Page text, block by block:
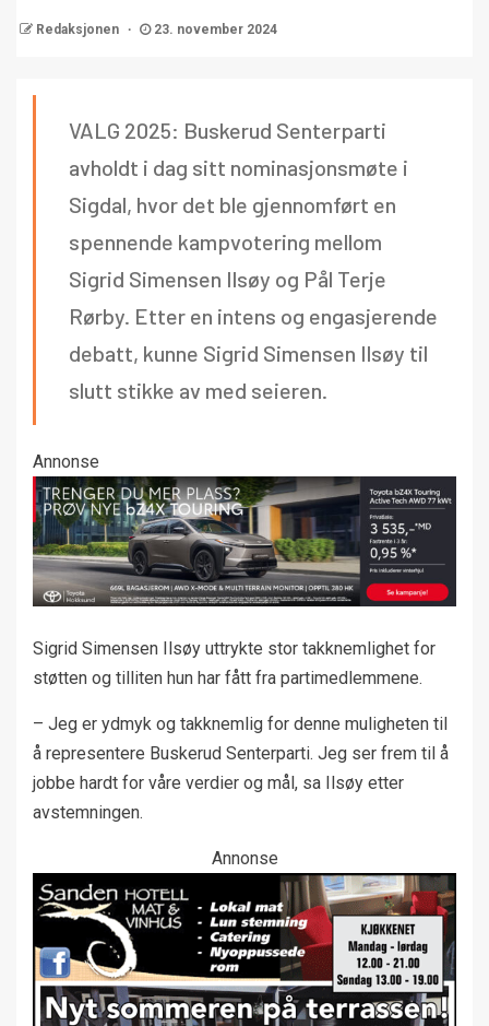
Redaksjonen 23. november 2024
VALG 2025: Buskerud Senterparti
avholdt i dag sitt nominasjonsmøte i
Sigdal, hvor det ble gjennomført en
spennende kampvotering mellom
Sigrid Simensen Ilsøy og Pål Terje
Rørby. Etter en intens og engasjerende
debatt, kunne Sigrid Simensen Ilsøy til
slutt stikke av med seieren.
Annonse
Sigrid Simensen Ilsøy uttrykte stor takknemlighet for
støtten og tilliten hun har fått fra partimedlemmene.
– Jeg er ydmyk og takknemlig for denne muligheten til
å representere Buskerud Senterparti. Jeg ser frem til å
jobbe hardt for våre verdier og mål, sa Ilsøy etter
avstemningen.
Annonse